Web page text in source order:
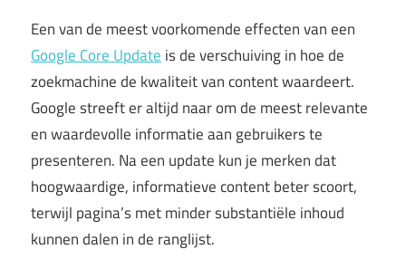
Een van de meest voorkomende effecten van een
Google Core Update is de verschuiving in hoe de
zoekmachine de kwaliteit van content waardeert.
Google streeft er altijd naar om de meest relevante
en waardevolle informatie aan gebruikers te
presenteren. Na een update kun je merken dat
hoogwaardige, informatieve content beter scoort,
terwijl pagina’s met minder substantiële inhoud
kunnen dalen in de ranglijst.